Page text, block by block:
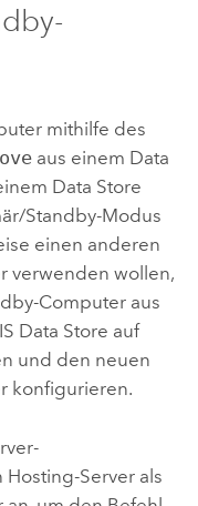
mithilfe des
aus einem Data
Data Store
Standby-Modus
einen anderen
verwenden wollen,
Computer aus
Data Store auf
und den neuen
konfigurieren.
-
Server als